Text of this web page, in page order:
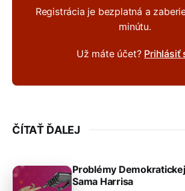
Registrácia je bezplatná a
minútu.
Už máte účet? Prihlásiť
ČÍTAŤ ĎALEJ
Problémy
Sama Harrisa